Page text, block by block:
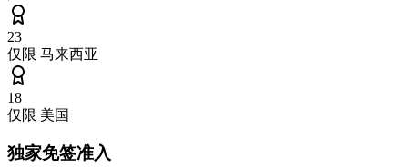
23
仅限 马来西亚
18
仅限 美国
独家免签准入